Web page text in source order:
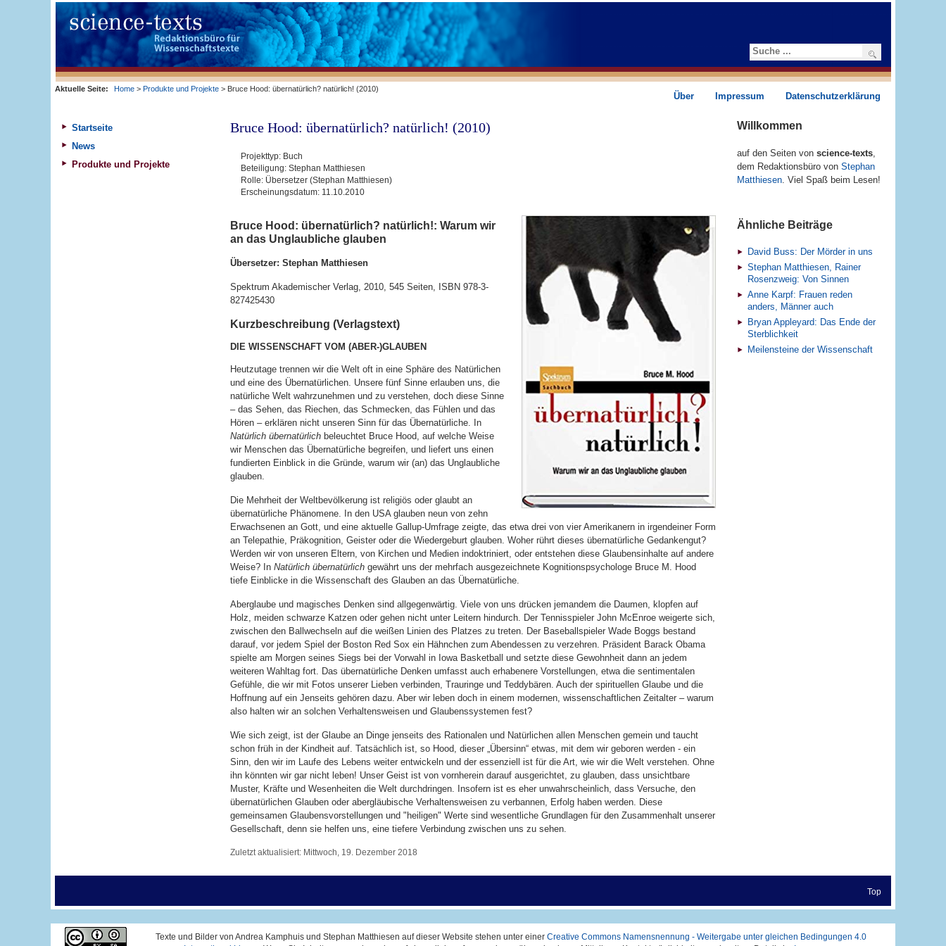
Aktuelle Seite: Home > Produkte und Projekte > Bruce Hood: übernatürlich? natürlich! (2010)
Über Impressum Datenschutzerklärung
Bruce Hood: übernatürlich? natürlich! (2010)
Projekttyp: Buch
Beteiligung: Stephan Matthiesen
Rolle: Übersetzer (Stephan Matthiesen)
Erscheinungsdatum: 11.10.2010
Bruce Hood: übernatürlich? natürlich!: Warum wir
an das Unglaubliche glauben
Übersetzer: Stephan Matthiesen
Spektrum Akademischer Verlag, 2010, 545 Seiten, ISBN 978-3-
827425430
Kurzbeschreibung (Verlagstext)
DIE WISSENSCHAFT VOM (ABER-)GLAUBEN
Heutzutage trennen wir die Welt oft in eine Sphäre des Natürlichen
und eine des Übernatürlichen. Unsere fünf Sinne erlauben uns, die
natürliche Welt wahrzunehmen und zu verstehen, doch diese Sinne
– das Sehen, das Riechen, das Schmecken, das Fühlen und das
Hören – erklären nicht unseren Sinn für das Übernatürliche. In
Natürlich übernatürlich beleuchtet Bruce Hood, auf welche Weise
wir Menschen das Übernatürliche begreifen, und liefert uns einen
fundierten Einblick in die Gründe, warum wir (an) das Unglaubliche
glauben.
Die Mehrheit der Weltbevölkerung ist religiös oder glaubt an
übernatürliche Phänomene. In den USA glauben neun von zehn
Erwachsenen an Gott, und eine aktuelle Gallup-Umfrage zeigte, das etwa drei von vier Amerikanern in irgendeiner Form
an Telepathie, Präkognition, Geister oder die Wiedergeburt glauben. Woher rührt dieses übernatürliche Gedankengut?
Werden wir von unseren Eltern, von Kirchen und Medien indoktriniert, oder entstehen diese Glaubensinhalte auf andere
Weise? In Natürlich übernatürlich gewährt uns der mehrfach ausgezeichnete Kognitionspsychologe Bruce M. Hood
tiefe Einblicke in die Wissenschaft des Glauben an das Übernatürliche.
Aberglaube und magisches Denken sind allgegenwärtig. Viele von uns drücken jemandem die Daumen, klopfen auf
Holz, meiden schwarze Katzen oder gehen nicht unter Leitern hindurch. Der Tennisspieler John McEnroe weigerte sich,
zwischen den Ballwechseln auf die weißen Linien des Platzes zu treten. Der Baseballspieler Wade Boggs bestand
darauf, vor jedem Spiel der Boston Red Sox ein Hähnchen zum Abendessen zu verzehren. Präsident Barack Obama
spielte am Morgen seines Siegs bei der Vorwahl in Iowa Basketball und setzte diese Gewohnheit dann an jedem
weiteren Wahltag fort. Das übernatürliche Denken umfasst auch erhabenere Vorstellungen, etwa die sentimentalen
Gefühle, die wir mit Fotos unserer Lieben verbinden, Trauringe und Teddybären. Auch der spirituellen Glaube und die
Hoffnung auf ein Jenseits gehören dazu. Aber wir leben doch in einem modernen, wissenschaftlichen Zeitalter – warum
also halten wir an solchen Verhaltensweisen und Glaubenssystemen fest?
Wie sich zeigt, ist der Glaube an Dinge jenseits des Rationalen und Natürlichen allen Menschen gemein und taucht
schon früh in der Kindheit auf. Tatsächlich ist, so Hood, dieser „Übersinn“ etwas, mit dem wir geboren werden - ein
Sinn, den wir im Laufe des Lebens weiter entwickeln und der essenziell ist für die Art, wie wir die Welt verstehen. Ohne
ihn könnten wir gar nicht leben! Unser Geist ist von vornherein darauf ausgerichtet, zu glauben, dass unsichtbare
Muster, Kräfte und Wesenheiten die Welt durchdringen. Insofern ist es eher unwahrscheinlich, dass Versuche, den
übernatürlichen Glauben oder abergläubische Verhaltensweisen zu verbannen, Erfolg haben werden. Diese
gemeinsamen Glaubensvorstellungen und "heiligen" Werte sind wesentliche Grundlagen für den Zusammenhalt unserer
Gesellschaft, denn sie helfen uns, eine tiefere Verbindung zwischen uns zu sehen.
Zuletzt aktualisiert: Mittwoch, 19. Dezember 2018
Startseite
News
Produkte und Projekte
Willkommen
auf den Seiten von science-texts
dem Redaktions­­büro von Stephan
Matthiesen . Viel Spaß beim Lesen!
Ähnliche Beiträge
David Buss: Der Mörder in uns
Stephan Matthiesen, Rainer
Rosenzweig: Von Sinnen
Anne Karpf: Frauen reden
anders, Männer auch
Bryan Appleyard: Das Ende der
Sterblichkeit
Meilensteine der Wissenschaft
Top
Texte und Bilder von Andrea Kamphuis und Stephan Matthiesen auf dieser Website stehen unter einer Creative Commons Namensnennung - Weitergabe unter gleichen Bedingungen 4.0